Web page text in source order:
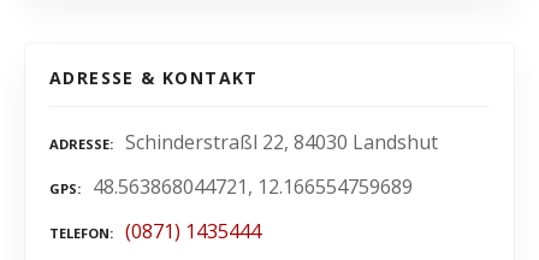
ADRESSE & KONTAKT
ADRESSE Schinderstraßl 22, 84030 Landshut
GPS 48.563868044721, 12.166554759689
TELEFON (0871) 1435444